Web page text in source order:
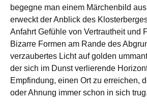
begegne man einem Märchenbild
erweckt der Anblick des
Anfahrt Gefühle von Vertrautheit und
Bizarre Formen am Rande des
verzaubertes Licht auf golden
der sich im Dunst verlierende
Empfindung, einen Ort zu erreichen,
oder Ahnung immer schon in sich trug.